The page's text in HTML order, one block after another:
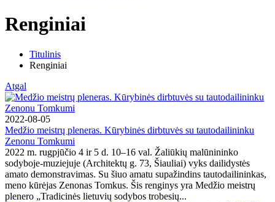
Renginiai
Titulinis
Renginiai
Atgal
2022-08-05
Medžio meistrų pleneras. Kūrybinės dirbtuvės su tautodailininku
Zenonu Tomkumi
2022 m. rugpjūčio 4 ir 5 d. 10–16 val. Žaliūkių malūnininko
sodyboje-muziejuje (Architektų g. 73, Šiauliai) vyks dailidystės
amato demonstravimas. Su šiuo amatu supažindins tautodailininkas,
meno kūrėjas Zenonas Tomkus. Šis renginys yra Medžio meistrų
plenero „Tradicinės lietuvių sodybos trobesių...